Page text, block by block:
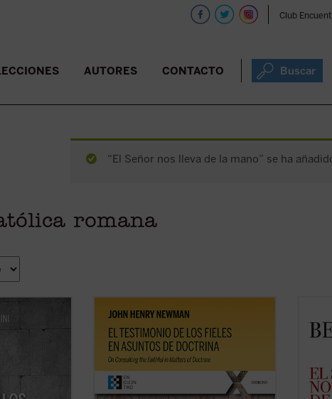
Club
AUTORES CONTACTO Buscar
“El Señor nos lleva de la mano” se ha
romana
lecturas
, este
pasión
un
El testimonio de los fieles en asuntos de
doctrinaes uno de los textos más
significativos de John Henry Newman en
su etapa católica. Publicado en 1859 en
cuestión decisiva en la vida de la ...(ver
ficha)
la
Dios,